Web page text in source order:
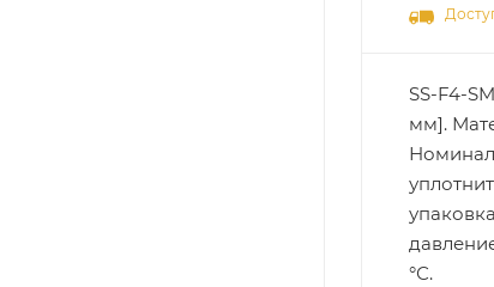
SS-F4-
мм].
°С.